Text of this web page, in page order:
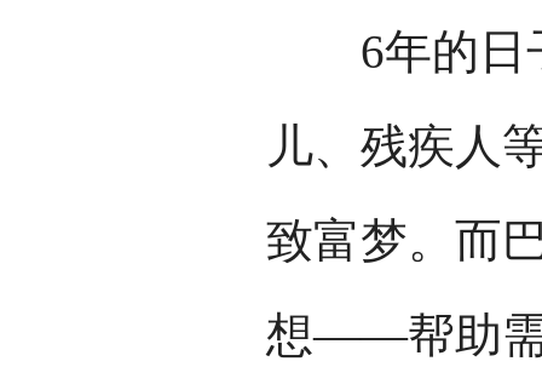
6年的日子
儿、残疾人
致富梦。而
想——帮助需